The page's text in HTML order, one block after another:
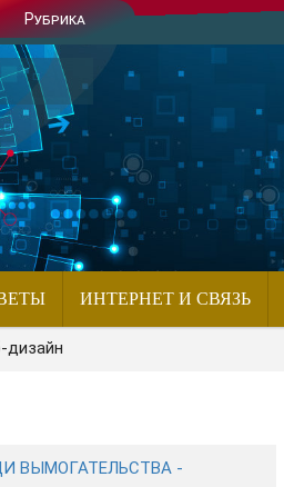
Рубрика
ИНТЕРНЕТ И СВЯЗЬ
дизайн
ВЫМОГАТЕЛЬСТВА -